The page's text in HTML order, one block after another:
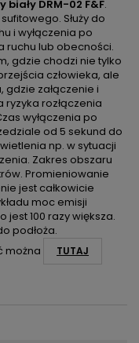
DRM-02 F&F.
Służy do
i wyłączenia po
ruchu lub obecności.
gdzie chodzi nie tylko
człowieka, ale
załączenie i
ryzyka rozłączenia
wyłączenia po
od 5 sekund do
np. w sytuacji
Zakres obszaru
Promieniowanie
jest całkowicie
moc emisji
100 razy większa.
podłoża.
można
TUTAJ